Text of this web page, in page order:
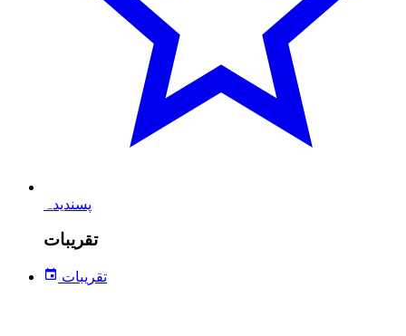
پسندیدہ
تقریبات
تقریبات